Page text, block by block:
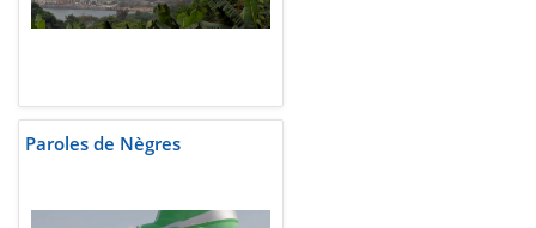
Paroles de Nègres